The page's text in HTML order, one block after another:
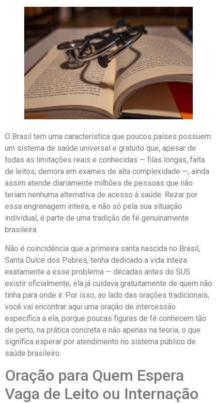
O Brasil tem uma característica que poucos países possuem:
um sistema de saúde universal e gratuito que, apesar de
todas as limitações reais e conhecidas — filas longas, falta
de leitos, demora em exames de alta complexidade —, ainda
assim atende diariamente milhões de pessoas que não
teriam nenhuma alternativa de acesso à saúde. Rezar por
essa engrenagem inteira, e não só pela sua situação
individual, é parte de uma tradição de fé genuinamente
brasileira.
Não é coincidência que a primeira santa nascida no Brasil,
Santa Dulce dos Pobres, tenha dedicado a vida inteira
exatamente a esse problema — décadas antes do SUS
existir oficialmente, ela já cuidava gratuitamente de quem não
tinha para onde ir. Por isso, ao lado das orações tradicionais,
você vai encontrar aqui uma oração de intercessão
específica a ela, porque poucas figuras de fé conhecem tão
de perto, na prática concreta e não apenas na teoria, o que
significa esperar por atendimento no sistema público de
saúde brasileiro.
Oração para Quem Espera
Vaga de Leito ou Internação